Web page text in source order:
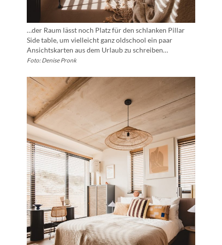
…der Raum lässt noch Platz für den schlanken Pillar
Side table, um vielleicht ganz oldschool ein paar
Ansichtskarten aus dem Urlaub zu schreiben…
Foto: Denise Pronk